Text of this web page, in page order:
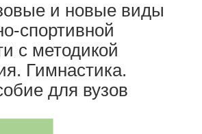
и новые виды
спортивной
с методикой
Гимнастика.
для вузов